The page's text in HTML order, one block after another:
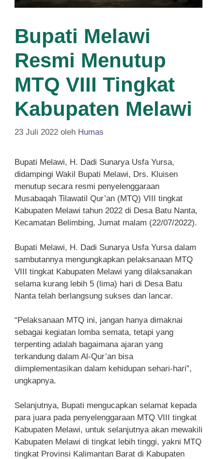
Bupati Melawi
Resmi Menutup
MTQ VIII Tingkat
Kabupaten Melawi
23 Juli 2022 oleh Humas
Bupati Melawi, H. Dadi Sunarya Usfa Yursa,
didampingi Wakil Bupati Melawi, Drs. Kluisen
menutup secara resmi penyelenggaraan
Musabaqah Tilawatil Qur’an (MTQ) VIII tingkat
Kabupaten Melawi tahun 2022 di Desa Batu Nanta,
Kecamatan Belimbing, Jumat malam (22/07/2022).
Bupati Melawi, H. Dadi Sunarya Usfa Yursa dalam
sambutannya mengungkapkan pelaksanaan MTQ
VIII tingkat Kabupaten Melawi yang dilaksanakan
selama kurang lebih 5 (lima) hari di Desa Batu
Nanta telah berlangsung sukses dan lancar.
“Pelaksanaan MTQ ini, jangan hanya dimaknai
sebagai kegiatan lomba semata, tetapi yang
terpenting adalah bagaimana ajaran yang
terkandung dalam Al-Qur’an bisa
diimplementasikan dalam kehidupan sehari-hari”,
ungkapnya.
Selanjutnya, Bupati mengucapkan selamat kepada
para juara pada penyelenggaraan MTQ VIII tingkat
Kabupaten Melawi, untuk selanjutnya akan mewakili
Kabupaten Melawi di tingkat lebih tinggi, yakni MTQ
tingkat Provinsi Kalimantan Barat di Kabupaten